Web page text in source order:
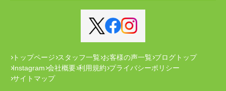
トップページ スタッフ一覧 お客様の声一覧 ブログトップ
Instagram 会社概要 利用規約 プライバシーポリシー
サイトマップ